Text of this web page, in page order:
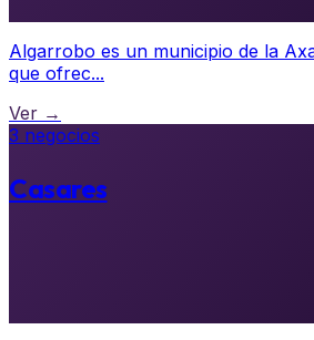
Algarrobo es un municipio de la
que ofrec...
Ver →
3 negocios
Casares